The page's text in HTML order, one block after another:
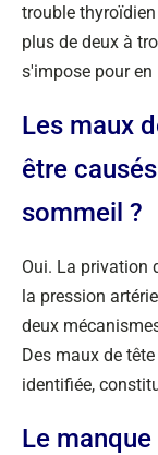
trouble
plus de deux à
s'impose pour en
Les maux
être
sommeil ?
Oui. La privation
la pression
deux
Des maux de
identifiée,
Le